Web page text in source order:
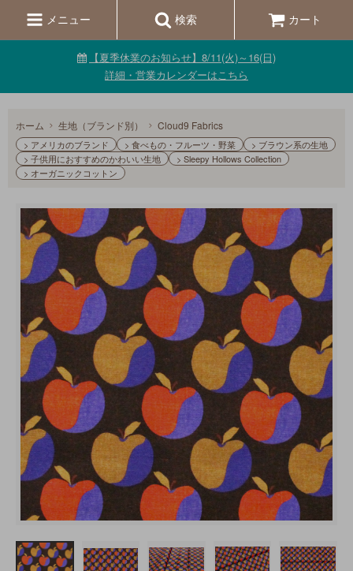
メニュー 検索 カート
【夏季休業のお知らせ】8/11(火)～16(日)
詳細・営業カレンダーはこちら
ホーム 生地（ブランド別） Cloud9 Fabrics
> アメリカのブランド > 食べもの・フルーツ・野菜
> ブラウン系の生地
> 子供用におすすめのかわいい生地
> Sleepy Hollows Collection
> オーガニックコットン